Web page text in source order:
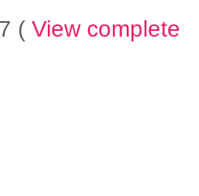
( View complete